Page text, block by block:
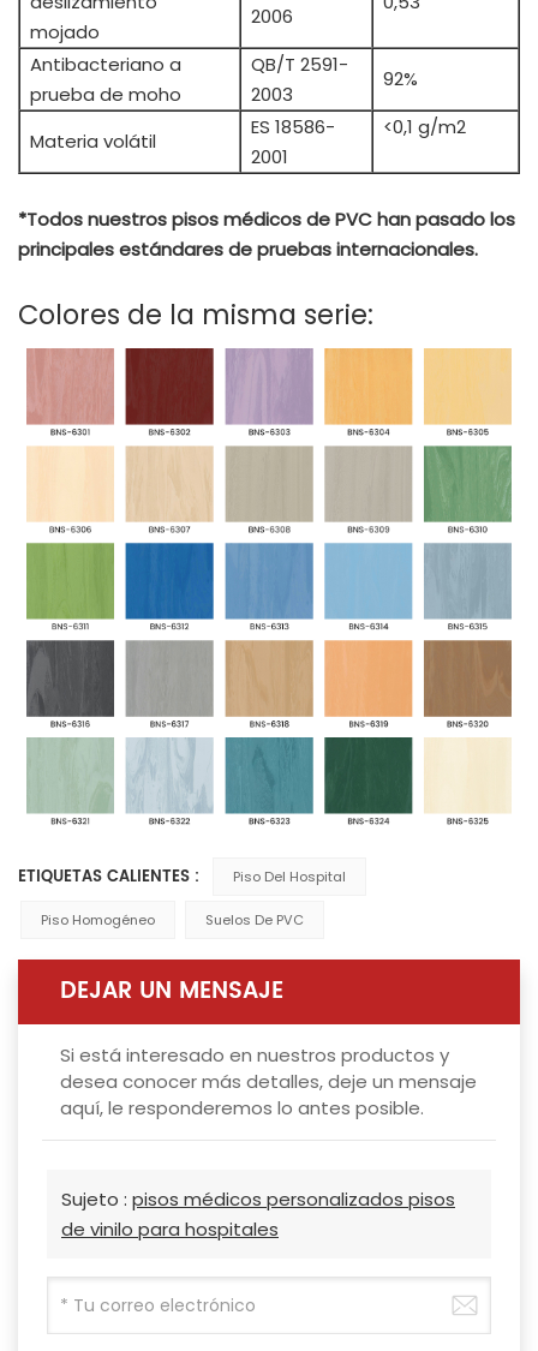
mojado
2006
Antibacteriano a
prueba de moho
QB/T 2591-
2003
92%
Materia volátil
ES 18586-
2001
<0,1 g/m2
*Todos nuestros pisos médicos de PVC han pasado los
principales estándares de pruebas internacionales.
Colores de la misma serie:
ETIQUETAS CALIENTES : Piso Del Hospital
Piso Homogéneo Suelos De PVC
DEJAR UN MENSAJE
Si está interesado en nuestros productos y
desea conocer más detalles, deje un mensaje
aquí, le responderemos lo antes posible.
Sujeto : pisos médicos personalizados pisos
de vinilo para hospitales